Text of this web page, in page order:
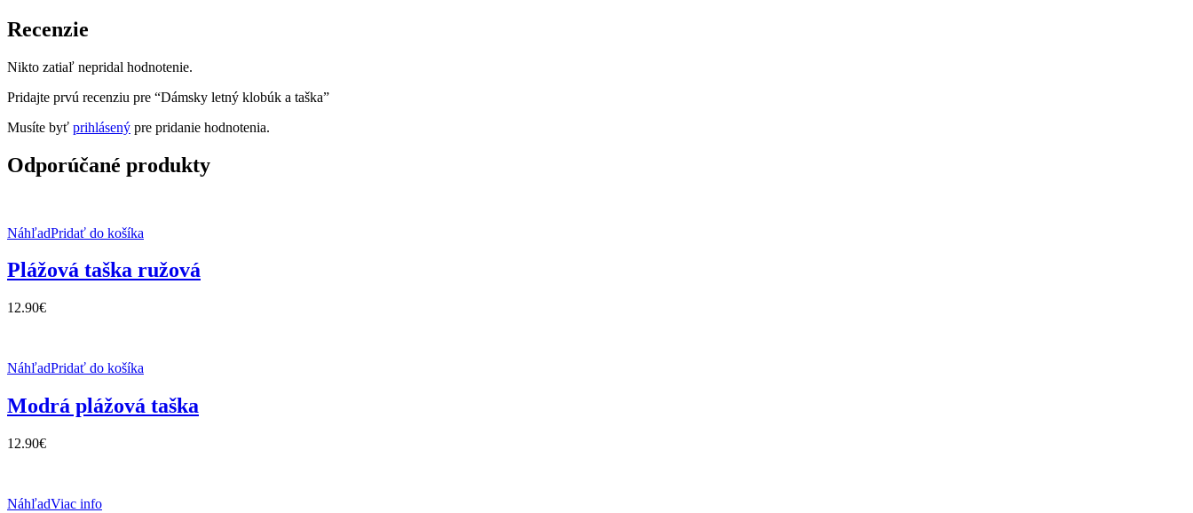
Recenzie
Nikto zatiaľ nepridal hodnotenie.
Pridajte prvú recenziu pre “Dámsky letný klobúk a taška”
Musíte byť prihlásený pre pridanie hodnotenia.
Odporúčané produkty
NáhľadPridať do košíka
Plážová taška ružová
12.90€
NáhľadPridať do košíka
Modrá plážová taška
12.90€
NáhľadViac info